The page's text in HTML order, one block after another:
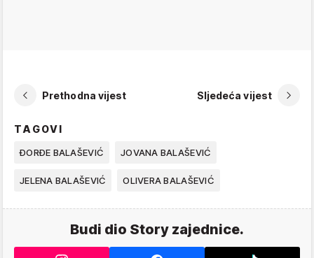
Prethodna vijest Sljedeća vijest
TAGOVI
ĐORĐE BALAŠEVIĆ JOVANA BALAŠEVIĆ
JELENA BALAŠEVIĆ OLIVERA BALAŠEVIĆ
Budi dio Story zajednice.